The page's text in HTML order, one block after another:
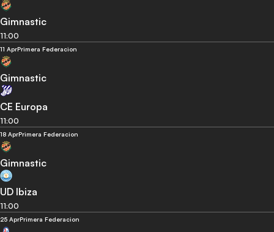
Gimnastic
11:00
11 AprPrimera Federacion
Gimnastic
CE Europa
11:00
18 AprPrimera Federacion
Gimnastic
UD Ibiza
11:00
25 AprPrimera Federacion